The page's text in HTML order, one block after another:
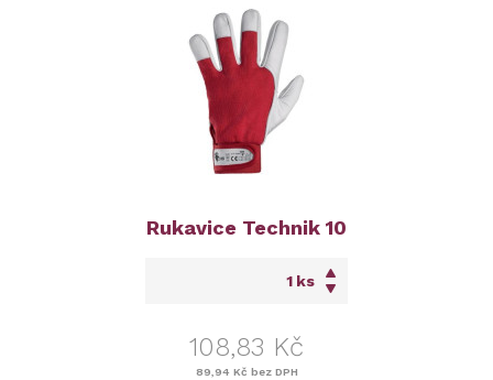
Rukavice Technik 10
ks
108,83 Kč
89,94 Kč bez DPH